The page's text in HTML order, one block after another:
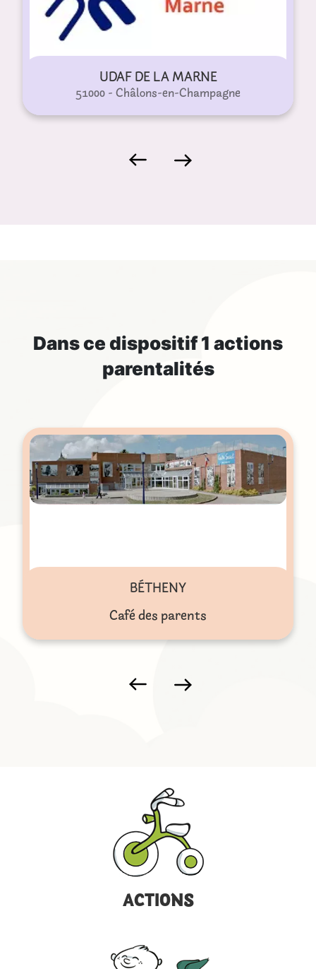
UDAF DE LA MARNE
51000 - Châlons-en-Champagne
Dans ce dispositif1 actions
parentalités
BÉTHENY
Café des parents
ACTIONS